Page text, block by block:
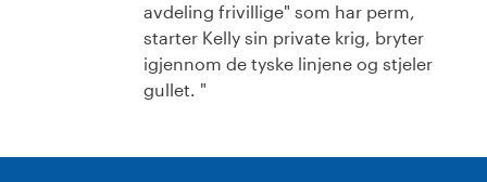
avdeling frivillige" som har perm,
starter Kelly sin private krig, bryter
igjennom de tyske linjene og stjeler
gullet. "